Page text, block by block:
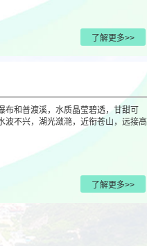
了解更多>>
和普渡溪，水质晶莹碧透，甘甜可
波不兴，湖光潋滟，近衔苍山，远接高
了解更多>>